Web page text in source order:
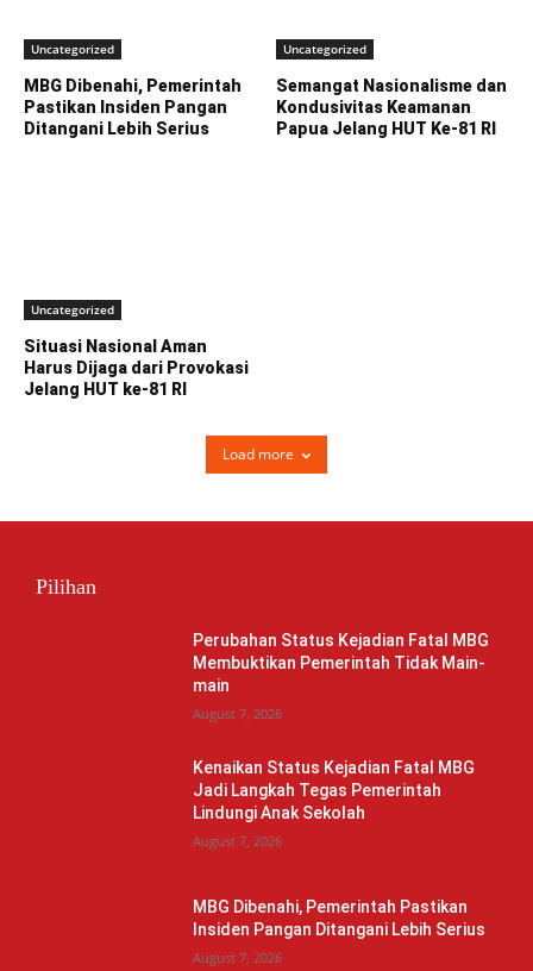
Uncategorized
MBG Dibenahi, Pemerintah
Pastikan Insiden Pangan
Ditangani Lebih Serius
Uncategorized
Semangat Nasionalisme dan
Kondusivitas Keamanan
Papua Jelang HUT Ke-81 RI
Uncategorized
Situasi Nasional Aman
Harus Dijaga dari Provokasi
Jelang HUT ke-81 RI
Load more
Pilihan
Perubahan Status Kejadian Fatal MBG
Membuktikan Pemerintah Tidak Main-
main
August 7, 2026
Kenaikan Status Kejadian Fatal MBG
Jadi Langkah Tegas Pemerintah
Lindungi Anak Sekolah
August 7, 2026
MBG Dibenahi, Pemerintah Pastikan
Insiden Pangan Ditangani Lebih Serius
August 7, 2026